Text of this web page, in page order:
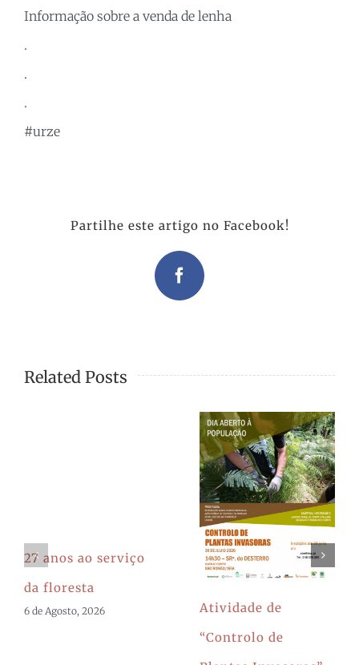
Informação sobre a venda de lenha
.
.
.
#urze
Partilhe este artigo no Facebook!
Facebook
Related Posts
27 anos ao serviço
da floresta
6 de Agosto, 2026
Atividade de
“Controlo de